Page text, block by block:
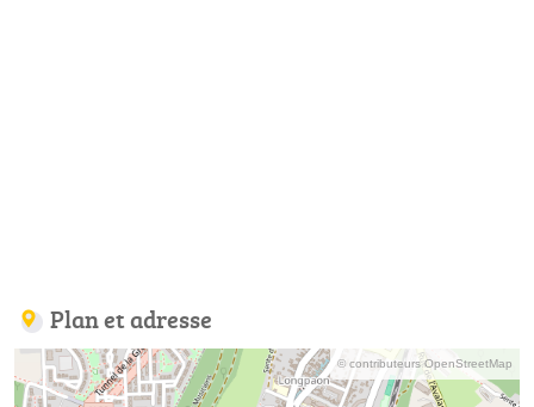
Plan et adresse
© contributeurs OpenStreetMap